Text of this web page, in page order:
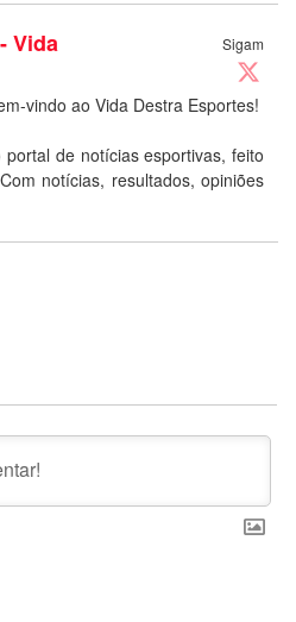
Sigam
Vida
vindo ao Vida Destra Esportes!
de notícias esportivas, feito
notícias, resultados, opiniões